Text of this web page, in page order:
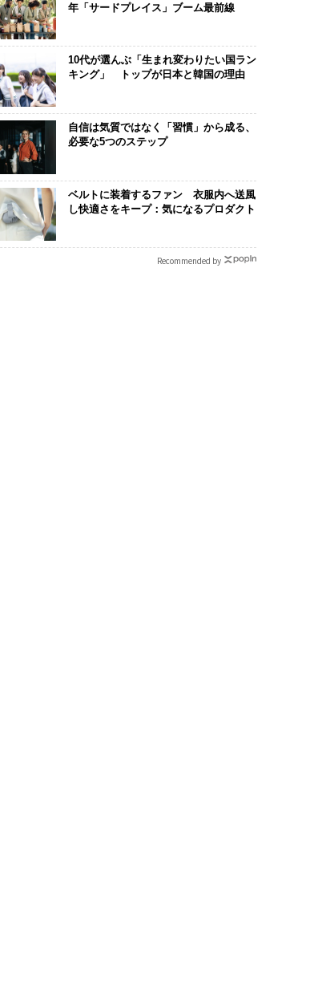
年「サードプレイス」ブーム最前線
10代が選んぶ「生まれ変わりたい国ラン
キング」 トップが日本と韓国の理由
自信は気質ではなく「習慣」から成る、
必要な5つのステップ
ベルトに装着するファン 衣服内へ送風
し快適さをキープ：気になるプロダクト
Recommended by